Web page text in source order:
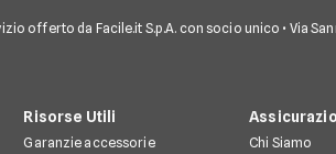
offerto da Facile.it S.p.A. con socio unico • Via
Risorse Utili
Garanzie accessorie
Chi Siamo